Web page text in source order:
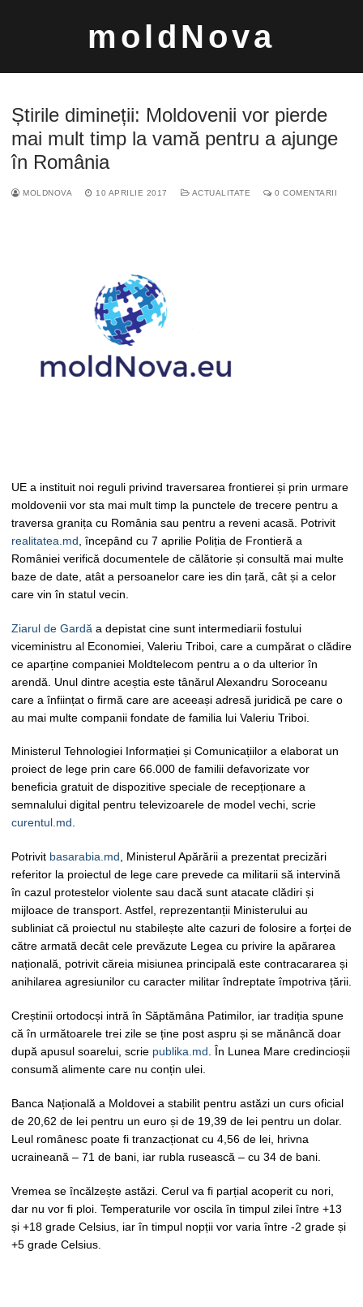
moldNova
după:
Știrile dimineții: Moldovenii vor pierde
mai mult timp la vamă pentru a ajunge
în România
MOLDNOVA 10 APRILIE 2017 ACTUALITATE 0 COMENTARII
UE a instituit noi reguli privind traversarea frontierei și prin urmare
moldovenii vor sta mai mult timp la punctele de trecere pentru a
traversa granița cu România sau pentru a reveni acasă. Potrivit
realitatea.md , începând cu 7 aprilie Poliția de Frontieră a
României verifică documentele de călătorie și consultă mai multe
baze de date, atât a persoanelor care ies din țară, cât și a celor
care vin în statul vecin.
Ziarul de Gardă a depistat cine sunt intermediarii fostului
viceministru al Economiei, Valeriu Triboi, care a cumpărat o clădire
ce aparține companiei Moldtelecom pentru a o da ulterior în
arendă. Unul dintre aceștia este tânărul Alexandru Soroceanu
care a înființat o firmă care are aceeași adresă juridică pe care o
au mai multe companii fondate de familia lui Valeriu Triboi.
Ministerul Tehnologiei Informației și Comunicațiilor a elaborat un
proiect de lege prin care 66.000 de familii defavorizate vor
beneficia gratuit de dispozitive speciale de recepționare a
semnalului digital pentru televizoarele de model vechi, scrie
curentul.md.
Potrivit basarabia.md , Ministerul Apărării a prezentat precizări
referitor la proiectul de lege care prevede ca militarii să intervină
în cazul protestelor violente sau dacă sunt atacate clădiri și
mijloace de transport. Astfel, reprezentanții Ministerului au
subliniat că proiectul nu stabilește alte cazuri de folosire a forței de
către armată decât cele prevăzute Legea cu privire la apărarea
națională, potrivit căreia misiunea principală este contracararea și
anihilarea agresiunilor cu caracter militar îndreptate împotriva țării.
Creștinii ortodocși intră în Săptămâna Patimilor, iar tradiția spune
că în următoarele trei zile se ține post aspru și se mănâncă doar
după apusul soarelui, scrie publika.md . În Lunea Mare credincioșii
consumă alimente care nu conțin ulei.
Banca Națională a Moldovei a stabilit pentru astăzi un curs oficial
de 20,62 de lei pentru un euro și de 19,39 de lei pentru un dolar.
Leul românesc poate fi tranzacționat cu 4,56 de lei, hrivna
ucraineană – 71 de bani, iar rubla rusească – cu 34 de bani.
Vremea se încălzește astăzi. Cerul va fi parțial acoperit cu nori,
dar nu vor fi ploi. Temperaturile vor oscila în timpul zilei între +13
și +18 grade Celsius, iar în timpul nopții vor varia între -2 grade și
+5 grade Celsius.